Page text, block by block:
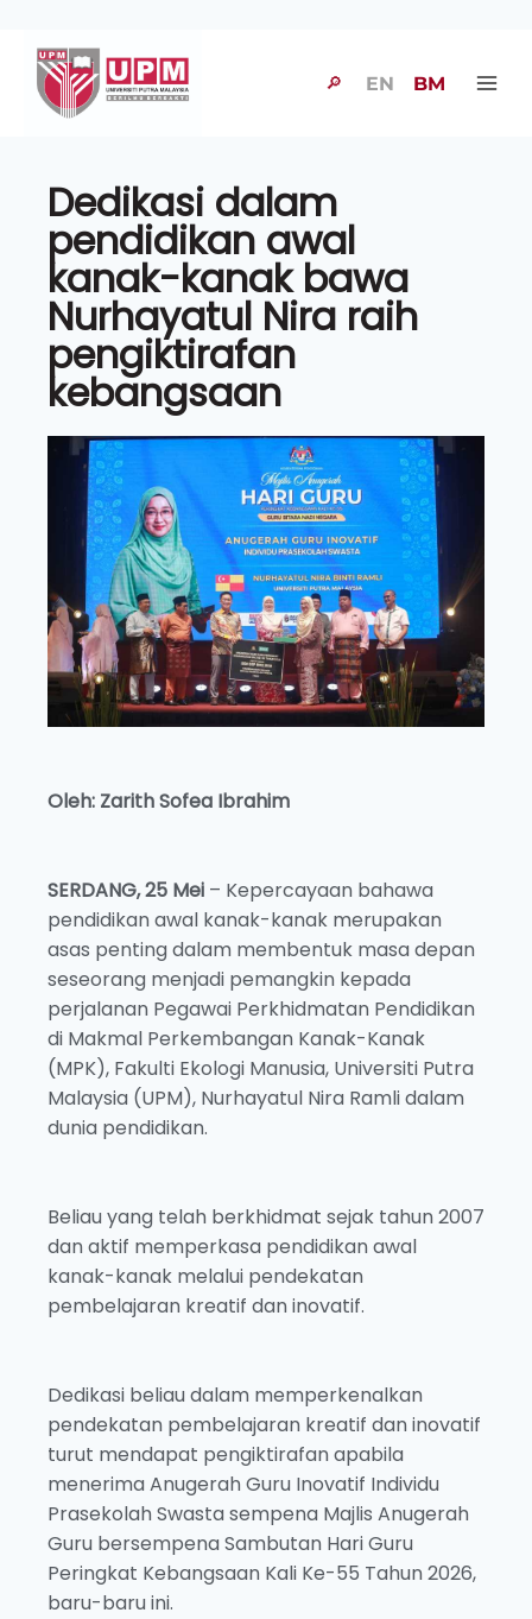
🔎 EN BM
Dedikasi dalam
pendidikan awal
kanak-kanak bawa
Nurhayatul Nira raih
pengiktirafan
kebangsaan
Oleh: Zarith Sofea Ibrahim
SERDANG, 25 Mei – Kepercayaan bahawa
pendidikan awal kanak-kanak merupakan
asas penting dalam membentuk masa depan
seseorang menjadi pemangkin kepada
perjalanan Pegawai Perkhidmatan Pendidikan
di Makmal Perkembangan Kanak-Kanak
(MPK), Fakulti Ekologi Manusia, Universiti Putra
Malaysia (UPM), Nurhayatul Nira Ramli dalam
dunia pendidikan.
Beliau yang telah berkhidmat sejak tahun 2007
dan aktif memperkasa pendidikan awal
kanak-kanak melalui pendekatan
pembelajaran kreatif dan inovatif.
Dedikasi beliau dalam memperkenalkan
pendekatan pembelajaran kreatif dan inovatif
turut mendapat pengiktirafan apabila
menerima Anugerah Guru Inovatif Individu
Prasekolah Swasta sempena Majlis Anugerah
Guru bersempena Sambutan Hari Guru
Peringkat Kebangsaan Kali Ke-55 Tahun 2026,
baru-baru ini.